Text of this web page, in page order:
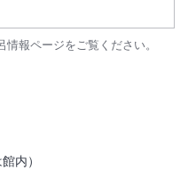
報ページをご覧ください。
内）